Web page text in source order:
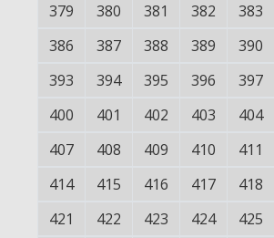
379
380 381 382 383
386
387 388 389 390
393
394 395 396 397
400
401 402 403 404
407
408 409 410 411
414
415 416 417 418
421
422 423 424 425